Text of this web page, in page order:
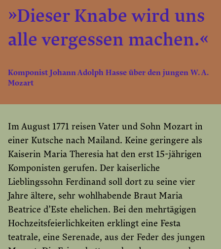
»Dieser Knabe wird uns
alle vergessen machen.«
Komponist Johann Adolph Hasse über den jungen W. A.
Mozart
Im August 1771 reisen Vater und Sohn Mozart in
einer Kutsche nach Mailand. Keine geringere als
Kaiserin Maria Theresia hat den erst 15-jährigen
Komponisten gerufen. Der kaiserliche
Lieblingssohn Ferdinand soll dort zu seine vier
Jahre ältere, sehr wohlhabende Braut Maria
Beatrice d’Este ehelichen. Bei den mehrtägigen
Hochzeitsfeierlichkeiten erklingt eine Festa
teatrale, eine Serenade, aus der Feder des jungen